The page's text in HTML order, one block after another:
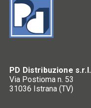
PD Distribuzione s.r.l.
Via Postioma n. 53
31036 Istrana (TV)